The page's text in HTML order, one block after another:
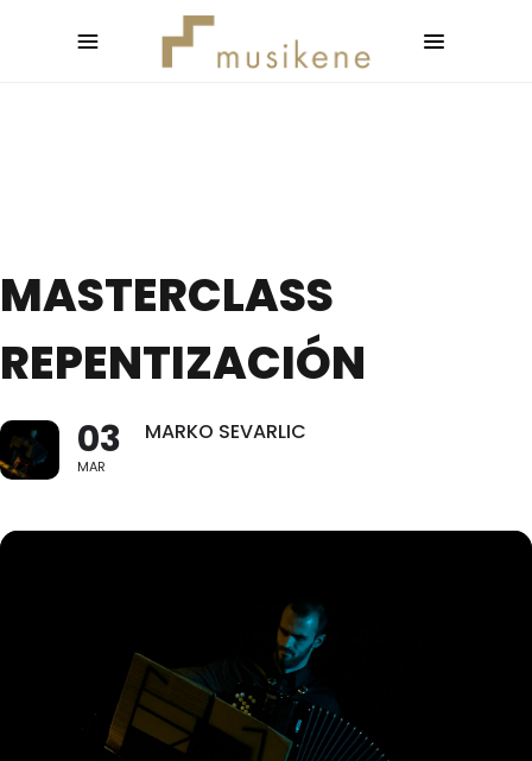
MASTERCLASS
REPENTIZACIÓN
03
MAR
MARKO SEVARLIC